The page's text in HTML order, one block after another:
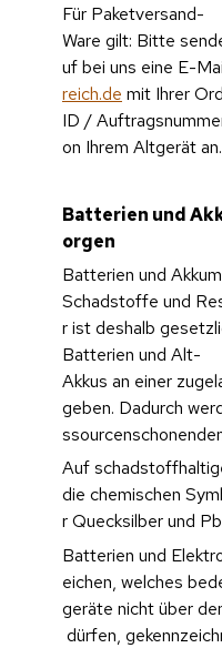
Für Paketversand-
Ware gilt: Bitte
uf bei uns eine E-
reich.de mit Ihrer
ID /
on Ihrem Altgerät an.
Batterien und
orgen
Batterien und
Schadstoffe und
r ist deshalb
Batterien und Alt-
Akkus an einer
geben. Dadurch
Auf
die chemischen
r Quecksilber und
Batterien und
eichen, welches
geräte nicht über
dürfen,